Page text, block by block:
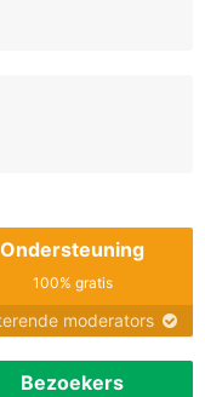
Ondersteuning
100% gratis
moderators
Bezoekers